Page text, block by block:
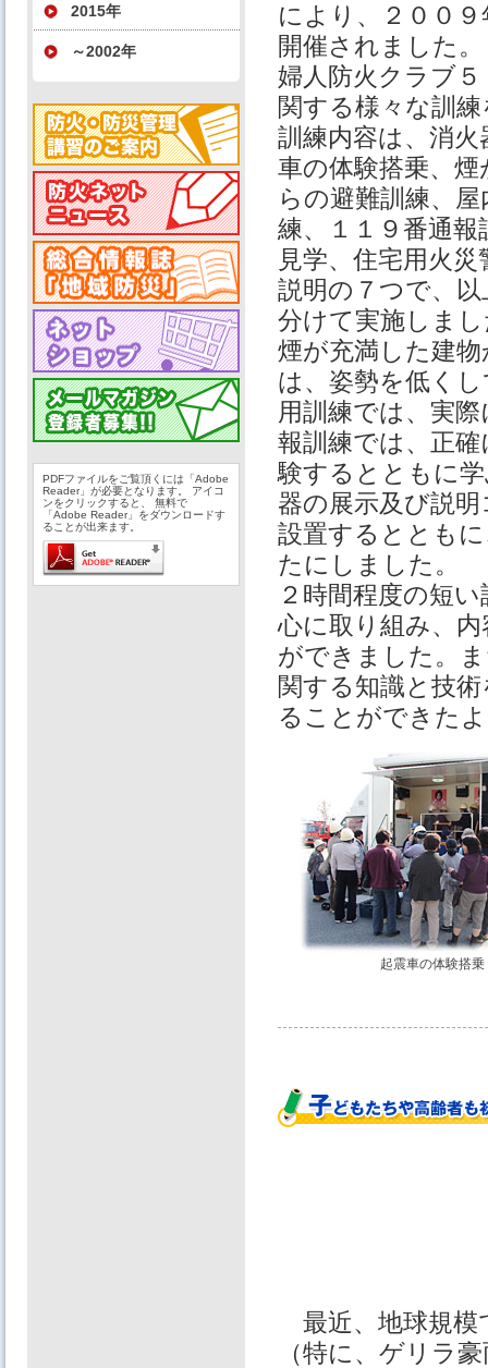
2015年
～2002年
PDFファイルをご覧頂くには「Adobe
Reader」が必要となります。 アイコ
ンをクリックすると、 無料で
「Adobe Reader」をダウンロードす
ることが出来ます。
により、２００
開催されました。
婦人防火クラブ
関する様々な訓
訓練内容は、消
車の体験搭乗、
らの避難訓練、
練、１１９番通
見学、住宅用火
説明の７つで、
分けて実施しま
煙が充満した建
は、姿勢を低く
用訓練では、実
報訓練では、正
験するとともに
器の展示及び説
設置するととも
たにしました。
２時間程度の短
心に取り組み、
ができました。
関する知識と技
ることができた
起震車の体験搭乗
最近、地球規模
（特に、ゲリラ